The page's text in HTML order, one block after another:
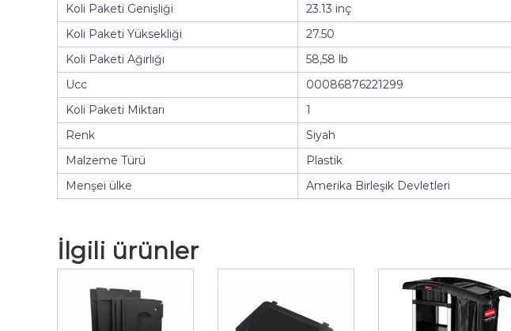
Koli Paketi Genişliği
23.13 inç
Koli Paketi Yüksekliği
27.50
Koli Paketi Ağırlığı
58,58 lb
Ucc
00086876221299
Koli Paketi Miktarı
1
Renk
Siyah
Malzeme Türü
Plastik
Menşei ülke
Amerika Birleşik Devletleri
İlgili ürünler